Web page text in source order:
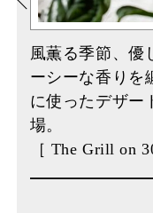
風薫る季節、優
ーシーな香りを
に使ったデザー
場。
［ The Grill on